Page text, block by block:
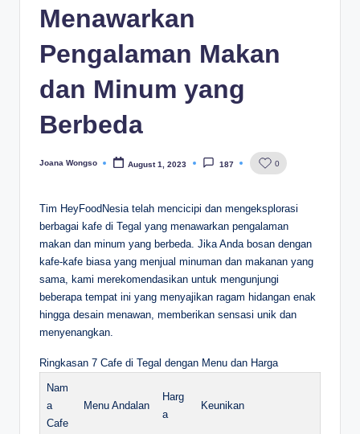
Menawarkan
Pengalaman Makan
dan Minum yang
Berbeda
Posted
Joana Wongso August 1, 2023 187 0
Tim HeyFoodNesia telah mencicipi dan mengeksplorasi
berbagai kafe di Tegal yang menawarkan pengalaman
makan dan minum yang berbeda. Jika Anda bosan dengan
kafe-kafe biasa yang menjual minuman dan makanan yang
sama, kami merekomendasikan untuk mengunjungi
beberapa tempat ini yang menyajikan ragam hidangan enak
hingga desain menawan, memberikan sensasi unik dan
menyenangkan.
Ringkasan 7 Cafe di Tegal dengan Menu dan Harga
Nam
a
Cafe
Menu Andalan
Harg
a
Keunikan